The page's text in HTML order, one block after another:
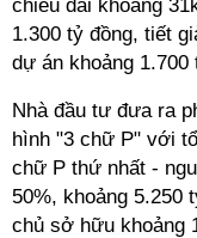
chiều dài khoảng
1.300 tỷ đồng, tiết
dự án khoảng 1.700
Nhà đầu tư đưa ra
hình "3 chữ P" với
chữ P thứ nhất -
50%, khoảng 5.250
chủ sở hữu khoảng